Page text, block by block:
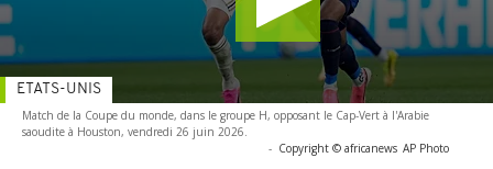
Match de la Coupe du monde, dans le groupe H, opposant le Cap-Vert à l'Arabie
saoudite à Houston, vendredi 26 juin 2026.
- Copyright © africanews AP Photo
ETATS-UNIS